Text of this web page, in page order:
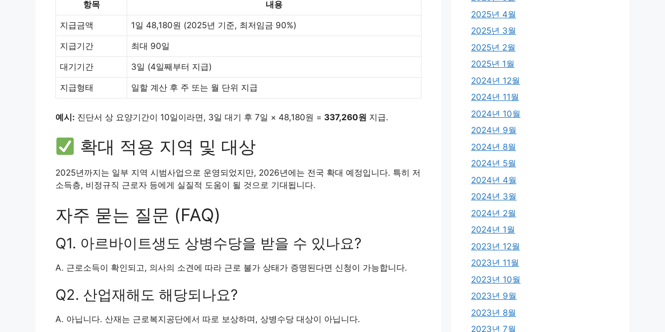
항목 내용
지급금액 1일 48,180원 (2025년 기준, 최저임금 90%)
지급기간 최대 90일
대기기간 3일 (4일째부터 지급)
지급형태 일할 계산 후 주 또는 월 단위 지급
예시: 진단서 상 요양기간이 10일이라면, 3일 대기 후 7일 × 48,180원 = 337,260원 지급.
확대 적용 지역 및 대상
2025년까지는 일부 지역 시범사업으로 운영되었지만, 2026년에는 전국 확대 예정입니다. 특히 저
소득층, 비정규직 근로자 등에게 실질적 도움이 될 것으로 기대됩니다.
자주 묻는 질문 (FAQ)
Q1. 아르바이트생도 상병수당을 받을 수 있나요?
A. 근로소득이 확인되고, 의사의 소견에 따라 근로 불가 상태가 증명된다면 신청이 가능합니다.
Q2. 산업재해도 해당되나요?
A. 아닙니다. 산재는 근로복지공단에서 따로 보상하며, 상병수당 대상이 아닙니다.
2025년 4월
2025년 3월
2025년 2월
2025년 1월
2024년 12월
2024년 11월
2024년 10월
2024년 9월
2024년 8월
2024년 5월
2024년 4월
2024년 3월
2024년 2월
2024년 1월
2023년 12월
2023년 11월
2023년 10월
2023년 9월
2023년 8월
2023년 7월